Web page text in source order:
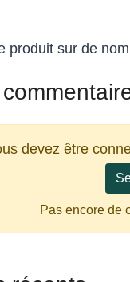
produit sur de
devez être
Pas encore de